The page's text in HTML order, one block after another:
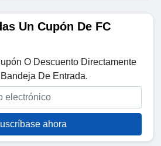
Un Cupón De FC
O Descuento Directamente
De Entrada.
ahora